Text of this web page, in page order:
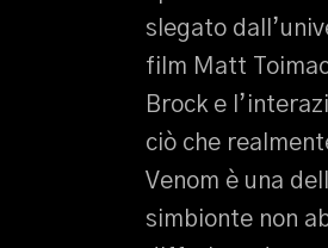
slegato
film Matt
Brock e
ciò che
Venom è una
simbionte non